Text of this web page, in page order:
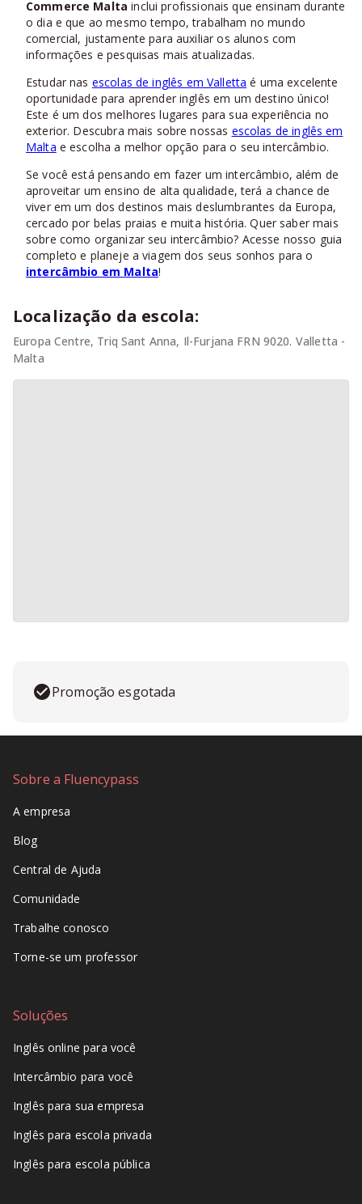
Commerce Malta inclui profissionais que ensinam durante
o dia e que ao mesmo tempo, trabalham no mundo
comercial, justamente para auxiliar os alunos com
informações e pesquisas mais atualizadas.
Estudar nas escolas de inglês em Valletta é uma excelente
oportunidade para aprender inglês em um destino único!
Este é um dos melhores lugares para sua experiência no
exterior. Descubra mais sobre nossas escolas de inglês em
Malta e escolha a melhor opção para o seu intercâmbio.
Se você está pensando em fazer um intercâmbio, além de
aproveitar um ensino de alta qualidade, terá a chance de
viver em um dos destinos mais deslumbrantes da Europa,
cercado por belas praias e muita história. Quer saber mais
sobre como organizar seu intercâmbio? Acesse nosso guia
completo e planeje a viagem dos seus sonhos para o
intercâmbio em Malta!
Localização da escola:
Europa Centre, Triq Sant Anna, Il-Furjana FRN 9020. Valletta -
Malta
Promoção esgotada
Sobre a Fluencypass
A empresa
Blog
Central de Ajuda
Comunidade
Trabalhe conosco
Torne-se um professor
Soluções
Inglês online para você
Intercâmbio para você
Inglês para sua empresa
Inglês para escola privada
Inglês para escola pública